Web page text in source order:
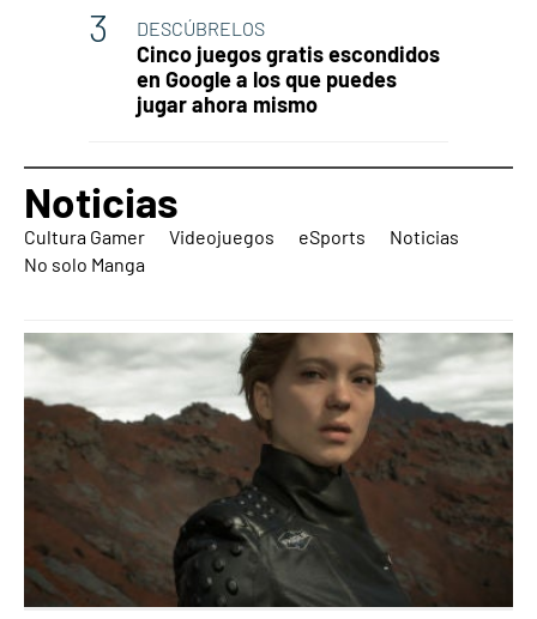
DESCÚBRELOS
Cinco juegos gratis escondidos
en Google a los que puedes
jugar ahora mismo
Noticias
Cultura Gamer Videojuegos eSports
Noticias
No solo Manga